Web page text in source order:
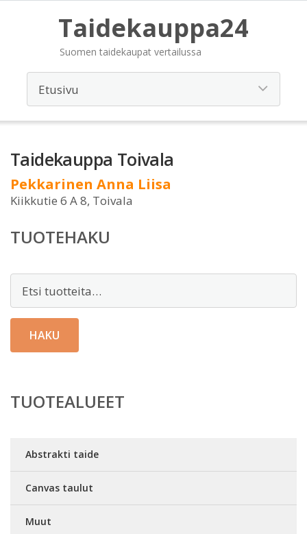
Taidekauppa24
Suomen taidekaupat vertailussa
Taidekauppa Toivala
Pekkarinen Anna Liisa
Kiikkutie 6 A 8, Toivala
TUOTEHAKU
HAKU
TUOTEALUEET
Abstrakti taide
Canvas taulut
Muut